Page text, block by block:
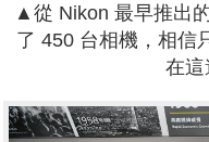
▲從 Nikon 最早推出
了 450 台相機，相信
在這